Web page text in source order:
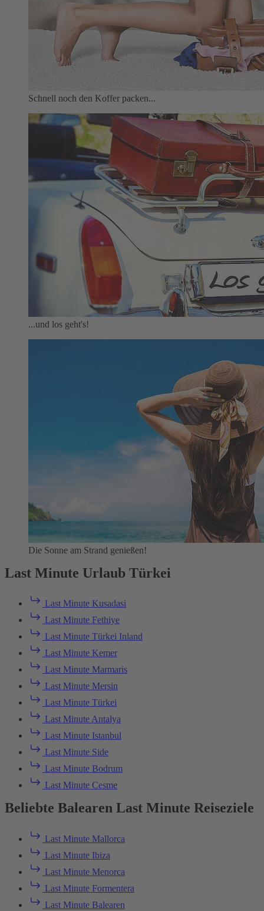
Schnell noch den Koffer packen...
...und los geht's!
Die Sonne am Strand genießen!
Last Minute Urlaub Türkei
Last Minute Kusadasi
Last Minute Fethiye
Last Minute Türkei Inland
Last Minute Kemer
Last Minute Marmaris
Last Minute Mersin
Last Minute Türkei
Last Minute Antalya
Last Minute Istanbul
Last Minute Side
Last Minute Bodrum
Last Minute Cesme
Beliebte Balearen Last Minute Reiseziele
Last Minute Mallorca
Last Minute Ibiza
Last Minute Menorca
Last Minute Formentera
Last Minute Balearen